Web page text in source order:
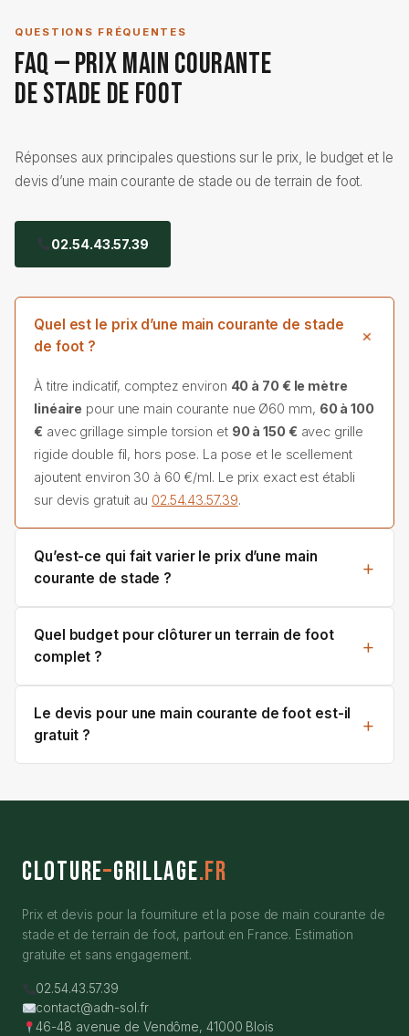
QUESTIONS FRÉQUENTES
FAQ — Prix Main Courante
de Stade de Foot
Réponses aux principales questions sur le prix, le budget et le
devis d’une main courante de stade ou de terrain de foot.
02.54.43.57.39
Quel est le prix d’une main courante de stade
de foot ?
À titre indicatif, comptez environ 40 à 70 € le mètre
linéaire pour une main courante nue Ø60 mm, 60 à 100
€ avec grillage simple torsion et 90 à 150 € avec grille
rigide double fil, hors pose. La pose et le scellement
ajoutent environ 30 à 60 €/ml. Le prix exact est établi
sur devis gratuit au 02.54.43.57.39.
Qu’est-ce qui fait varier le prix d’une main
courante de stade ?
Quel budget pour clôturer un terrain de foot
complet ?
Le devis pour une main courante de foot est-il
gratuit ?
Cloture–Grillage.fr
Prix et devis pour la fourniture et la pose de main courante de
stade et de terrain de foot, partout en France. Estimation
gratuite et sans engagement.
02.54.43.57.39
contact@adn-sol.fr
46-48 avenue de Vendôme, 41000 Blois